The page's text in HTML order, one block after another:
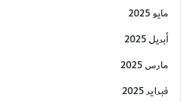
مايو 2025
أبريل 2025
مارس 2025
فبراير 2025